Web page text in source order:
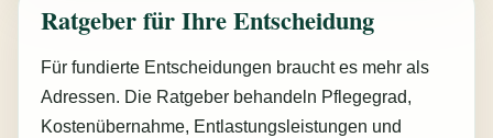
Ratgeber für Ihre Entscheidung
Für fundierte Entscheidungen braucht es mehr als
Adressen. Die Ratgeber behandeln Pflegegrad,
Kostenübernahme, Entlastungsleistungen und